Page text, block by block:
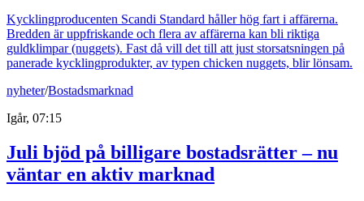
Kycklingproducenten Scandi Standard håller hög fart i affärerna.
Bredden är uppfriskande och flera av affärerna kan bli riktiga
guldklimpar (nuggets). Fast då vill det till att just storsatsningen på
panerade kycklingprodukter, av typen chicken nuggets, blir lönsam.
nyheter/Bostadsmarknad
Igår, 07:15
Juli bjöd på billigare bostadsrätter – nu
väntar en aktiv marknad